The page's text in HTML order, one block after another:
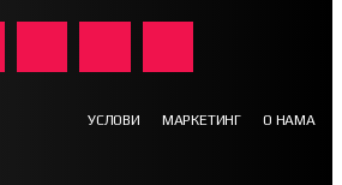
УСЛОВИ МАРКЕТИНГ О НАМА